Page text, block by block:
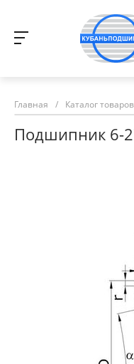
Главная / Каталог товаров
Подшипник 6-